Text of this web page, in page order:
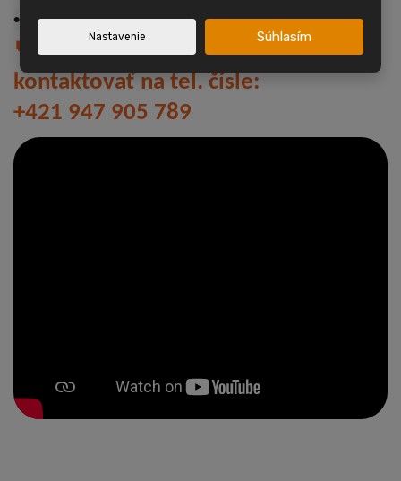
• Odpočet DPH možný
📞 Pre viac informácií nás neváhajte
kontaktovať na tel. čísle:
+421 947 905 789
Nastavenie Súhlasím